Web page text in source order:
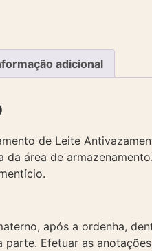
adicional
de Leite
da área de
após a ordenha,
parte. Efetuar as